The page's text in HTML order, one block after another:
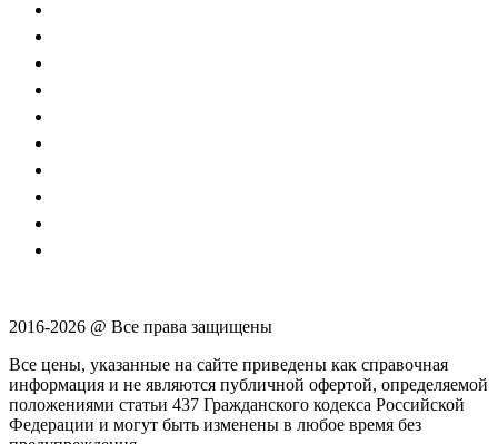
2016-2026 @ Все права защищены
Все цены, указанные на сайте приведены как справочная
информация и не являются публичной офертой, определяемой
положениями статьи 437 Гражданского кодекса Российской
Федерации и могут быть изменены в любое время без